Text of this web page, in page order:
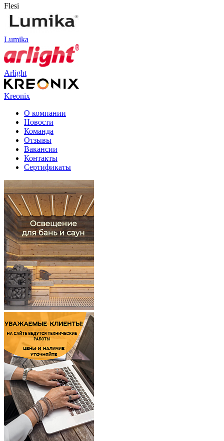
Flesi
Lumika
Arlight
Kreonix
О компании
Новости
Команда
Отзывы
Вакансии
Контакты
Сертификаты